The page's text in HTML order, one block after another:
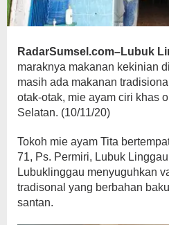
RadarSumsel.com–Lubuk
maraknya makanan kekinian
masih ada makanan
otak-otak, mie ayam ciri khas
Selatan. (10/11/20)
Tokoh mie ayam Tita
71, Ps. Permiri, Lubuk
Lubuklinggau menyuguhkan
tradisonal yang berbahan
santan.